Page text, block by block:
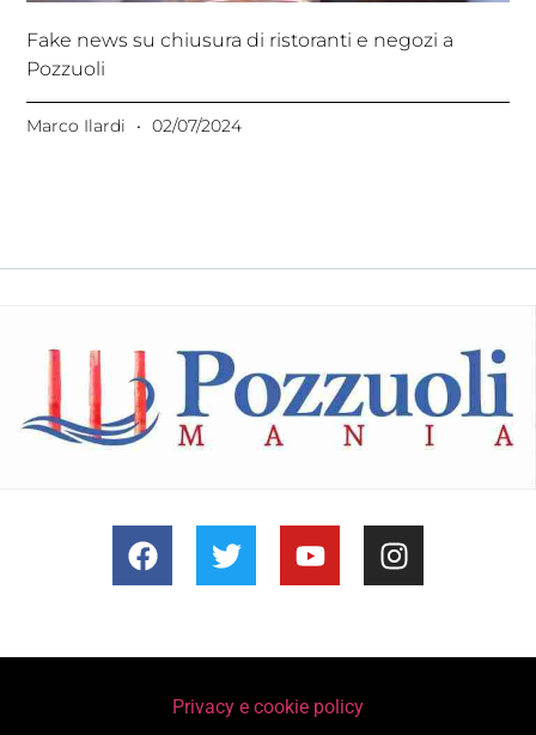
Fake news su chiusura di ristoranti e negozi a
Pozzuoli
Marco Ilardi 02/07/2024
Privacy e cookie policy